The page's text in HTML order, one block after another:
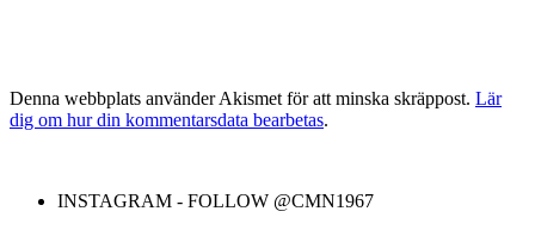
Denna webbplats använder Akismet för att minska skräppost. Lär
dig om hur din kommentarsdata bearbetas.
INSTAGRAM - FOLLOW @CMN1967